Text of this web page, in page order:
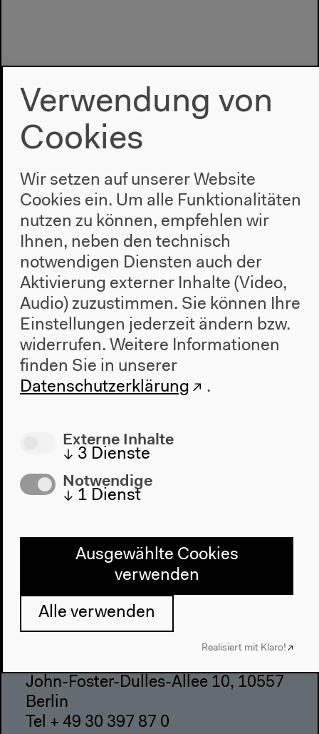
Programm
2022
Das Neue Alphabet
Das Anthropozän am HKW
Haus
Über uns
Architektur
Geschichte
Besuch
Barrierefreiheit
Webshop
Kontakt
Datenschutzeinstellungen
Datenschutzerklärung
Impressum
John-Foster-Dulles-Allee 10, 10557
Berlin
Tel + 49 30 397 87 0
Verwendung von
Cookies
Wir setzen auf unserer Website
Cookies ein. Um alle Funktionalitäten
nutzen zu können, empfehlen wir
Ihnen, neben den technisch
notwendigen Diensten auch der
Aktivierung externer Inhalte (Video,
Audio) zuzustimmen. Sie können Ihre
Einstellungen jederzeit ändern bzw.
widerrufen. Weitere Informationen
finden Sie in unserer
Datenschutzerklärung
.
Externe Inhalte
↓ 3 Dienste
Notwendige
↓ 1 Dienst
Ausgewählte Cookies
verwenden
Alle verwenden
Realisiert mit Klaro!